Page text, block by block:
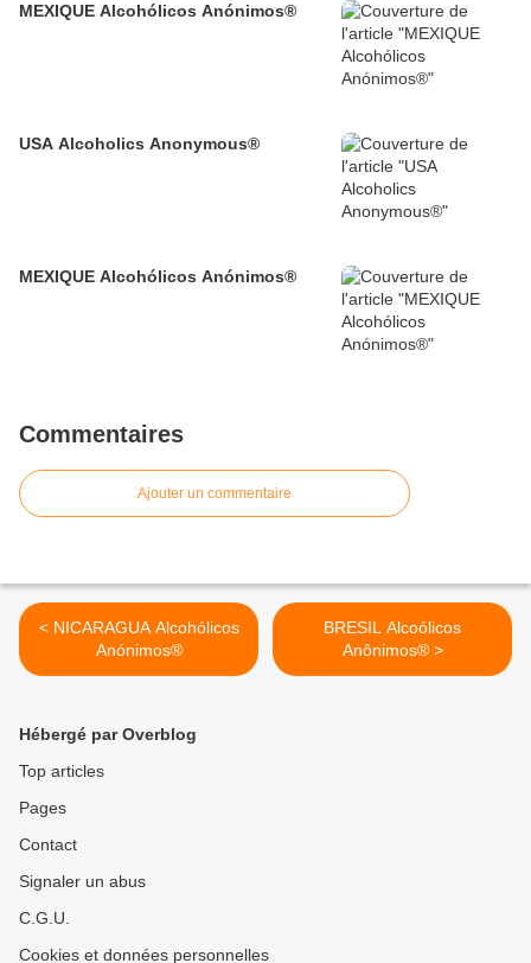
MEXIQUE Alcohólicos Anónimos®
USA Alcoholics Anonymous®
MEXIQUE Alcohólicos Anónimos®
Commentaires
Ajouter un commentaire
< NICARAGUA Alcohólicos
Anónimos®
BRESIL Alcoólicos
Anônimos® >
Hébergé par Overblog
Top articles
Pages
Contact
Signaler un abus
C.G.U.
Cookies et données personnelles